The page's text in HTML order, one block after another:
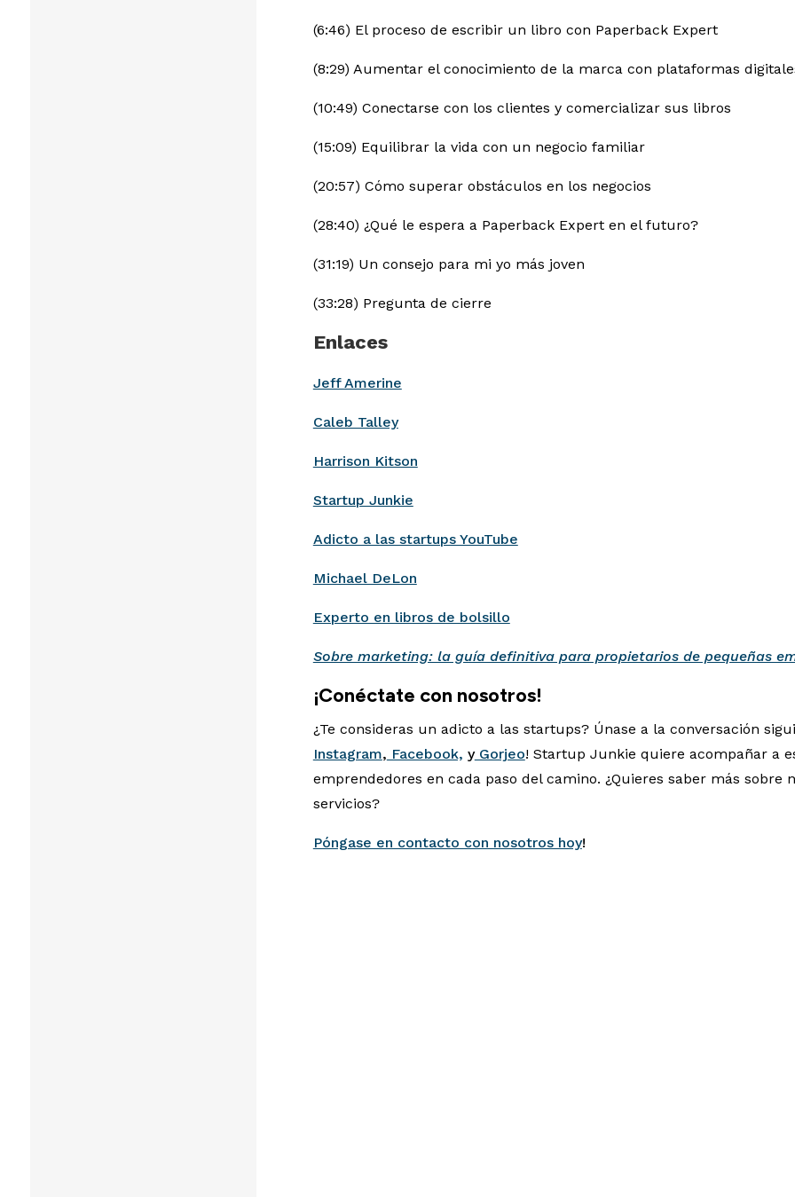
(6:46) El proceso de escribir un libro con Paperback Expert
(8:29) Aumentar el conocimiento de la marca con plataformas
(10:49) Conectarse con los clientes y comercializar sus libros
(15:09) Equilibrar la vida con un negocio familiar
(20:57) Cómo superar obstáculos en los negocios
(28:40) ¿Qué le espera a Paperback Expert en el futuro?
(31:19) Un consejo para mi yo más joven
(33:28) Pregunta de cierre
Enlaces
Jeff Amerine
Caleb Talley
Harrison Kitson
Startup Junkie
Adicto a las startups YouTube
Michael DeLon
Experto en libros de bolsillo
Sobre marketing: la guía definitiva para propietarios de pequeñas
¡Conéctate con nosotros!
¿Te consideras un adicto a las startups? Únase a la conversación
Instagram, Facebook, yGorjeo! Startup Junkie quiere acompañar a
emprendedores en cada paso del camino. ¿Quieres saber más sobre
servicios?
Póngase en contacto con nosotros hoy!